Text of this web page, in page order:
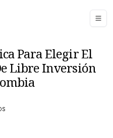
Para Elegir El
Libre Inversión